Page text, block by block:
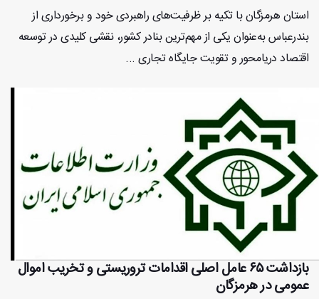
استان هرمزگان با تکیه بر ظرفیت‌های راهبردی خود و برخورداری از
بندرعباس به‌عنوان یکی از مهم‌ترین بنادر کشور، نقشی کلیدی در توسعه
اقتصاد دریامحور و تقویت جایگاه تجاری ...
بازداشت ۶۵ عامل اصلی اقدامات تروریستی و تخریب اموال
عمومی در هرمزگان